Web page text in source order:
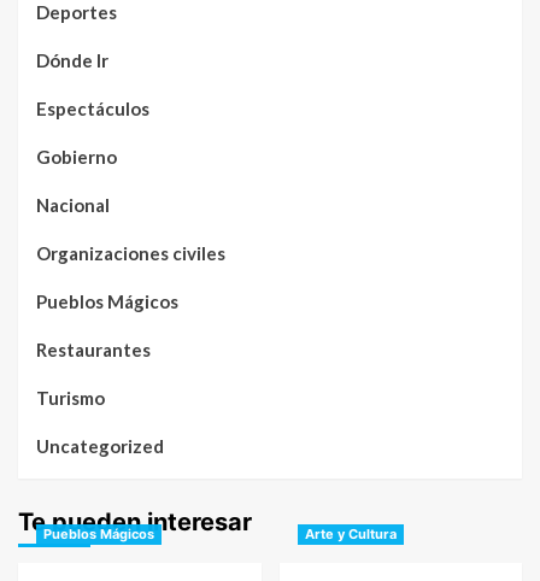
Deportes
Dónde Ir
Espectáculos
Gobierno
Nacional
Organizaciones civiles
Pueblos Mágicos
Restaurantes
Turismo
Uncategorized
Te pueden interesar
Pueblos Mágicos Arte y Cultura